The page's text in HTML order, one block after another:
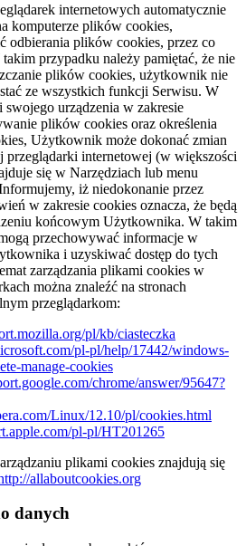
internetowych automatycznie
komputerze plików cookies,
odbierania plików cookies, przez co
przypadku należy pamiętać, że nie
plików cookies, użytkownik nie
ze wszystkich funkcji Serwisu. W
urządzenia w zakresie
plików cookies oraz określenia
Użytkownik może dokonać zmian
internetowej (w większości
się w Narzędziach lub menu
iż niedokonanie przez
w zakresie cookies oznacza, że będą
końcowym Użytkownika. W takim
przechowywać informacje w
i uzyskiwać dostęp do tych
zarządzania plikami cookies w
można znaleźć na stronach
przeglądarkom:
pl/kb/ciasteczka
pl-pl/help/17442/windows-
manage-cookies
chrome/answer/95647?
Linux/12.10/pl/cookies.html
pl-pl/HT201265
plikami cookies znajdują się
allaboutcookies.org
danych